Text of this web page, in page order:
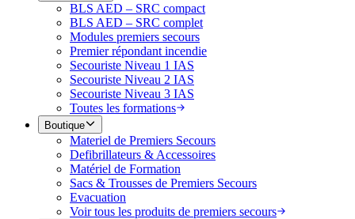
BLS AED – SRC compact
BLS AED – SRC complet
Modules premiers secours
Premier répondant incendie
Secouriste Niveau 1 IAS
Secouriste Niveau 2 IAS
Secouriste Niveau 3 IAS
Toutes les formations
Boutique
Materiel de Premiers Secours
Defibrillateurs & Accessoires
Matériel de Formation
Sacs & Trousses de Premiers Secours
Evacuation
Voir tous les produits de premiers secours